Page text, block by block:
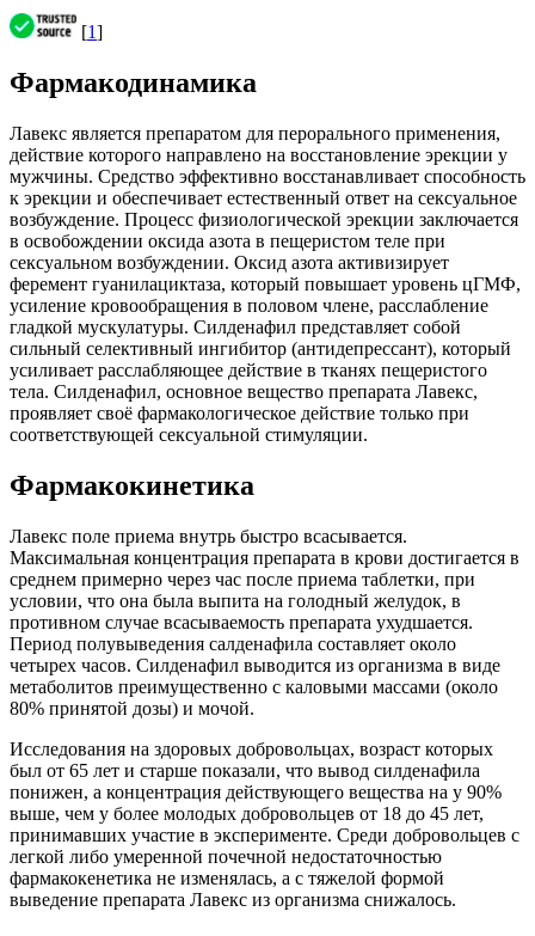
[1]
Фармакодинамика
Лавекс является препаратом для перорального применения,
действие которого направлено на восстановление эрекции у
мужчины. Средство эффективно восстанавливает способность
к эрекции и обеспечивает естественный ответ на сексуальное
возбуждение. Процесс физиологической эрекции заключается
в освобождении оксида азота в пещеристом теле при
сексуальном возбуждении. Оксид азота активизирует
феремент гуанилациктаза, который повышает уровень цГМФ,
усиление кровообращения в половом члене, расслабление
гладкой мускулатуры. Силденафил представляет собой
сильный селективный ингибитор (антидепрессант), который
усиливает расслабляющее действие в тканях пещеристого
тела. Силденафил, основное вещество препарата Лавекс,
проявляет своё фармакологическое действие только при
соответствующей сексуальной стимуляции.
Фармакокинетика
Лавекс поле приема внутрь быстро всасывается.
Максимальная концентрация препарата в крови достигается в
среднем примерно через час после приема таблетки, при
условии, что она была выпита на голодный желудок, в
противном случае всасываемость препарата ухудшается.
Период полувыведения салденафила составляет около
четырех часов. Силденафил выводится из организма в виде
метаболитов преимущественно с каловыми массами (около
80% принятой дозы) и мочой.
Исследования на здоровых добровольцах, возраст которых
был от 65 лет и старше показали, что вывод силденафила
понижен, а концентрация действующего вещества на у 90%
выше, чем у более молодых добровольцев от 18 до 45 лет,
принимавших участие в эксперименте. Среди добровольцев с
легкой либо умеренной почечной недостаточностью
фармакокенетика не изменялась, а с тяжелой формой
выведение препарата Лавекс из организма снижалось.